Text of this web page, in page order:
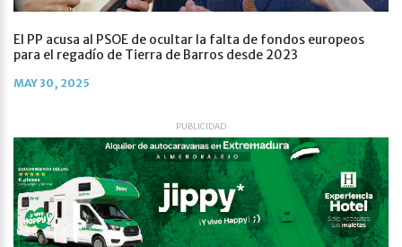
El PP acusa al PSOE de ocultar la falta de fondos europeos
para el regadío de Tierra de Barros desde 2023
MAY 30, 2025
PUBLICIDAD